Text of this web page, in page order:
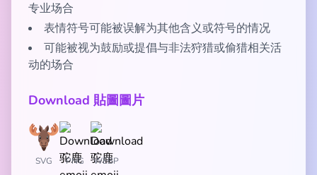
专业场合
表情符号可能被误解为其他含义或符号的情况
可能被视为鼓励或提倡与非法狩猎或偷猎相关活
动的场合
Download 貼圖圖片
SVG PNG WEBP